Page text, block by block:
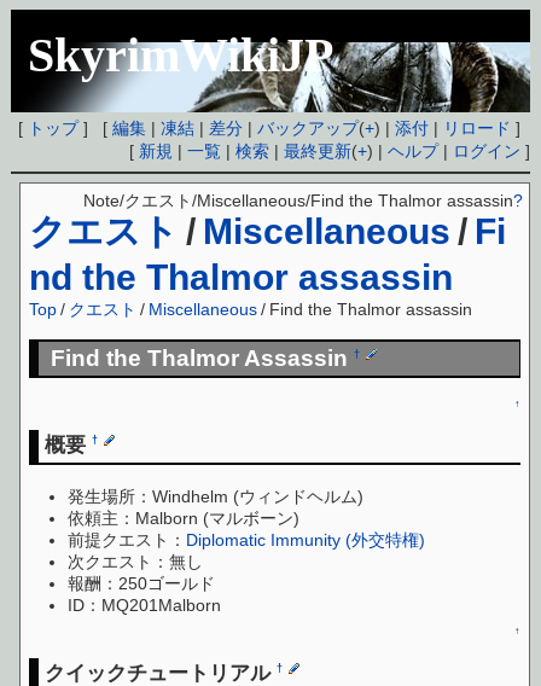
SkyrimWikiJP
[ トップ] [編集 |凍結 | 差分 |バックアップ(+) |添付 | リロード ]
[ 新規 |一覧 |検索 |最終更新(+) |ヘルプ| ログイン ]
クエスト / Miscellaneous / Fi
nd the Thalmor assassin
Note/クエスト/Miscellaneous/Find the Thalmor assassin?
Top / クエスト / Miscellaneous/ Find the Thalmor assassin
Find the Thalmor Assassin†
↑
概要†
発生場所：Windhelm (ウィンドヘルム)
依頼主：Malborn (マルボーン)
前提クエスト： Diplomatic Immunity (外交特権)
次クエスト：無し
報酬：250ゴールド
ID：MQ201Malborn
↑
クイックチュートリアル†